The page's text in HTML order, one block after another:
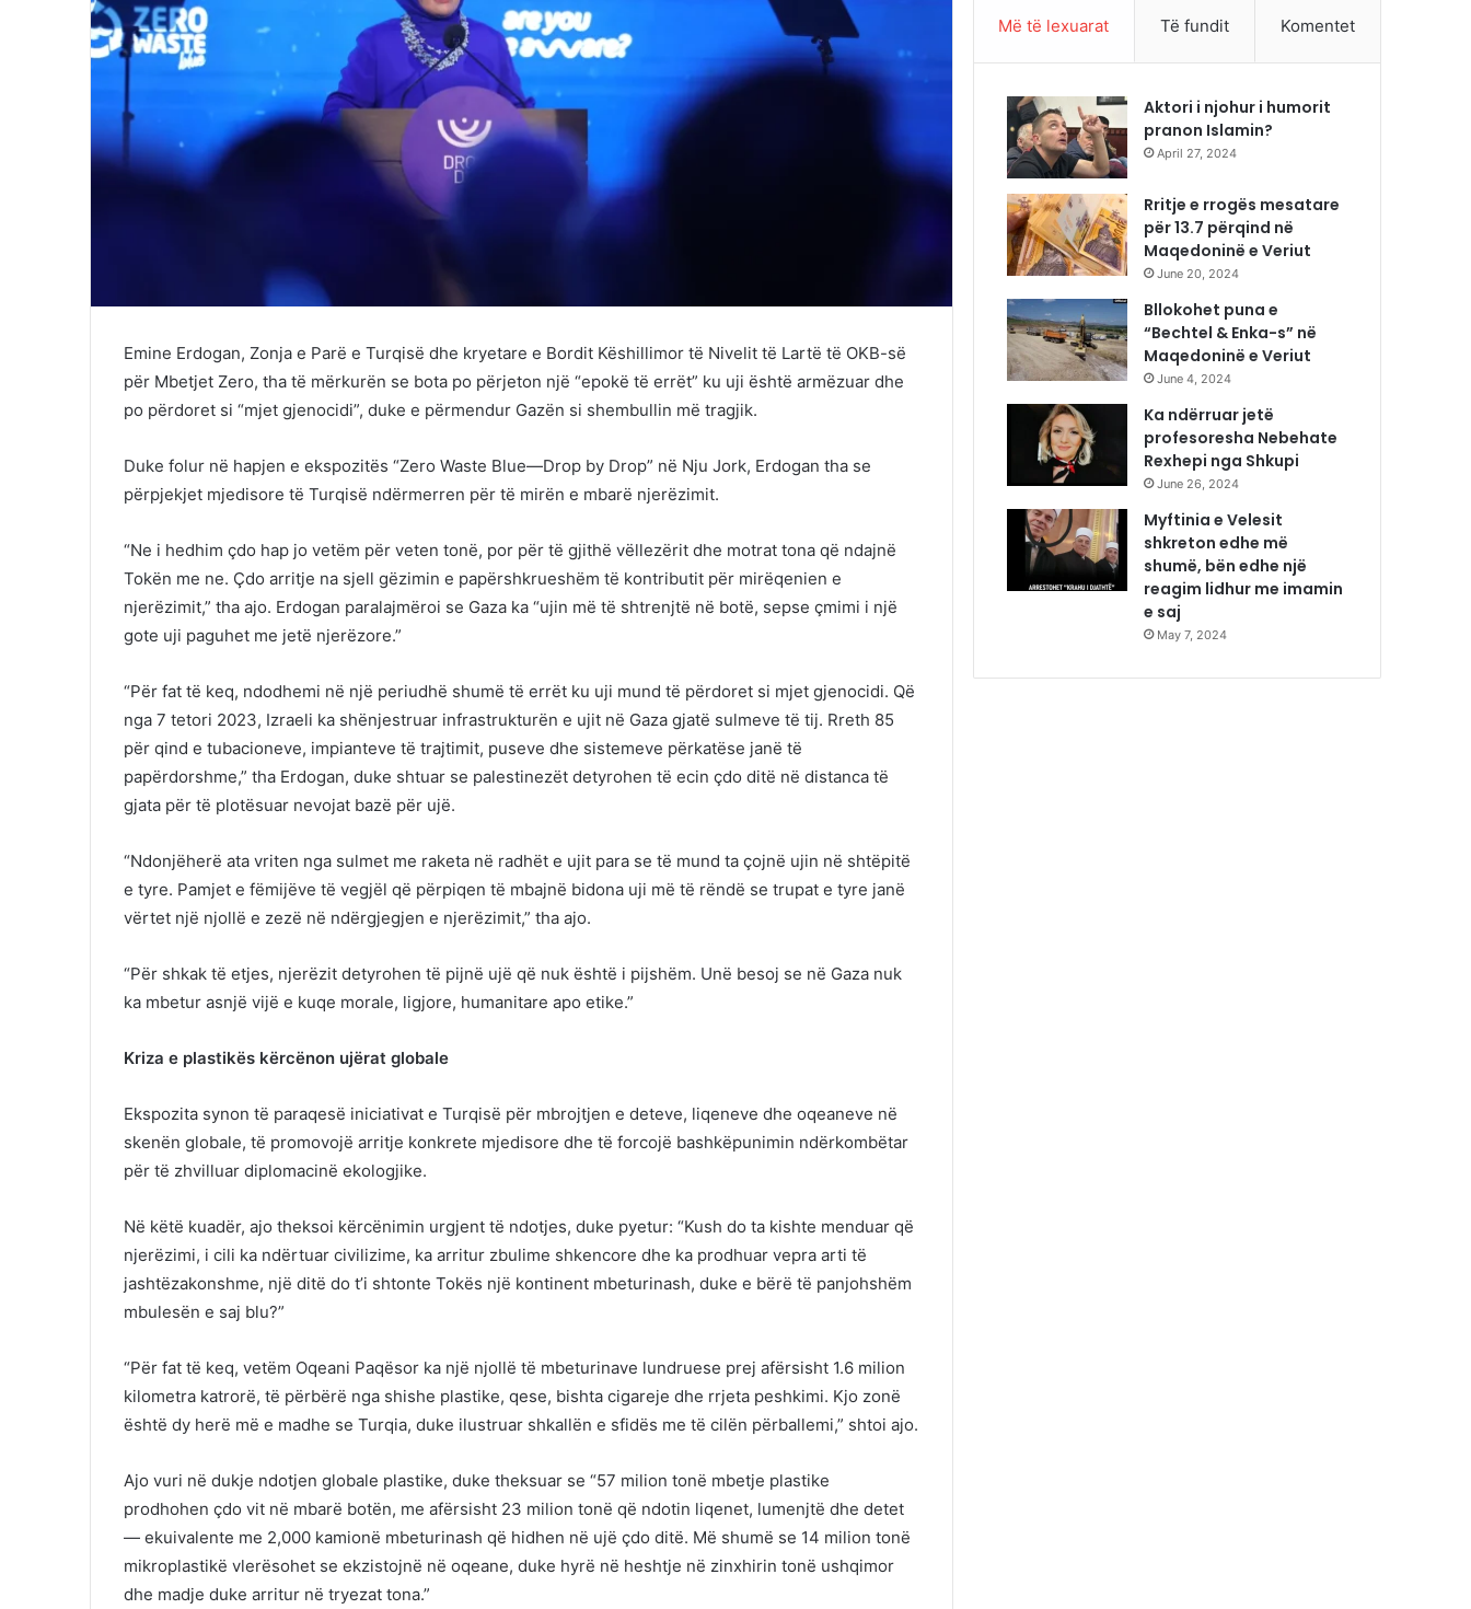
Emine Erdogan, Zonja e Parë e Turqisë dhe kryetare e Bordit Këshillimor të Nivelit të Lartë të OKB-së
për Mbetjet Zero, tha të mërkurën se bota po përjeton një “epokë të errët” ku uji është armëzuar dhe
po përdoret si “mjet gjenocidi”, duke e përmendur Gazën si shembullin më tragjik.
Duke folur në hapjen e ekspozitës “Zero Waste Blue—Drop by Drop” në Nju Jork, Erdogan tha se
përpjekjet mjedisore të Turqisë ndërmerren për të mirën e mbarë njerëzimit.
“Ne i hedhim çdo hap jo vetëm për veten tonë, por për të gjithë vëllezërit dhe motrat tona që ndajnë
Tokën me ne. Çdo arritje na sjell gëzimin e papërshkrueshëm të kontributit për mirëqenien e
njerëzimit,” tha ajo. Erdogan paralajmëroi se Gaza ka “ujin më të shtrenjtë në botë, sepse çmimi i një
gote uji paguhet me jetë njerëzore.”
“Për fat të keq, ndodhemi në një periudhë shumë të errët ku uji mund të përdoret si mjet gjenocidi. Që
nga 7 tetori 2023, Izraeli ka shënjestruar infrastrukturën e ujit në Gaza gjatë sulmeve të tij. Rreth 85
për qind e tubacioneve, impianteve të trajtimit, puseve dhe sistemeve përkatëse janë të
papërdorshme,” tha Erdogan, duke shtuar se palestinezët detyrohen të ecin çdo ditë në distanca të
gjata për të plotësuar nevojat bazë për ujë.
“Ndonjëherë ata vriten nga sulmet me raketa në radhët e ujit para se të mund ta çojnë ujin në shtëpitë
e tyre. Pamjet e fëmijëve të vegjël që përpiqen të mbajnë bidona uji më të rëndë se trupat e tyre janë
vërtet një njollë e zezë në ndërgjegjen e njerëzimit,” tha ajo.
“Për shkak të etjes, njerëzit detyrohen të pijnë ujë që nuk është i pijshëm. Unë besoj se në Gaza nuk
ka mbetur asnjë vijë e kuqe morale, ligjore, humanitare apo etike.”
Kriza e plastikës kërcënon ujërat globale
Ekspozita synon të paraqesë iniciativat e Turqisë për mbrojtjen e deteve, liqeneve dhe oqeaneve në
skenën globale, të promovojë arritje konkrete mjedisore dhe të forcojë bashkëpunimin ndërkombëtar
për të zhvilluar diplomacinë ekologjike.
Në këtë kuadër, ajo theksoi kërcënimin urgjent të ndotjes, duke pyetur: “Kush do ta kishte menduar që
njerëzimi, i cili ka ndërtuar civilizime, ka arritur zbulime shkencore dhe ka prodhuar vepra arti të
jashtëzakonshme, një ditë do t’i shtonte Tokës një kontinent mbeturinash, duke e bërë të panjohshëm
mbulesën e saj blu?”
“Për fat të keq, vetëm Oqeani Paqësor ka një njollë të mbeturinave lundruese prej afërsisht 1.6 milion
kilometra katrorë, të përbërë nga shishe plastike, qese, bishta cigareje dhe rrjeta peshkimi. Kjo zonë
është dy herë më e madhe se Turqia, duke ilustruar shkallën e sfidës me të cilën përballemi,” shtoi ajo.
Ajo vuri në dukje ndotjen globale plastike, duke theksuar se “57 milion tonë mbetje plastike
prodhohen çdo vit në mbarë botën, me afërsisht 23 milion tonë që ndotin liqenet, lumenjtë dhe detet
— ekuivalente me 2,000 kamionë mbeturinash që hidhen në ujë çdo ditë. Më shumë se 14 milion tonë
mikroplastikë vlerësohet se ekzistojnë në oqeane, duke hyrë në heshtje në zinxhirin tonë ushqimor
dhe madje duke arritur në tryezat tona.”
Më të lexuarat Të fundit Komentet
Aktori i njohur i humorit
pranon Islamin?
April 27, 2024
Rritje e rrogës mesatare
për 13.7 përqind në
Maqedoninë e Veriut
June 20, 2024
Bllokohet puna e
“Bechtel & Enka-s” në
Maqedoninë e Veriut
June 4, 2024
Ka ndërruar jetë
profesoresha Nebehate
Rexhepi nga Shkupi
June 26, 2024
Myftinia e Velesit
shkreton edhe më
shumë, bën edhe një
reagim lidhur me imamin
e saj
May 7, 2024